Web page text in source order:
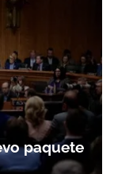
paquete